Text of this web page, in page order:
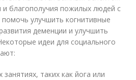
благополучия пожилых людей с
улучшить когнитивные
деменции и улучшить
идеи для социального
занятиях, таких как йога или